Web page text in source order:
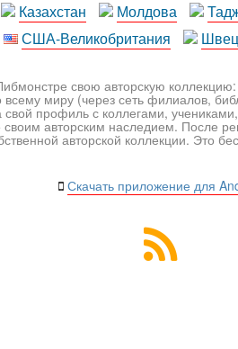
Казахстан Молдова
США-Великобритания
свою авторскую
миру (через сеть филиалов,
профиль с коллегами,
авторским наследием. После
авторской коллекции. Это
Скачать приложение для